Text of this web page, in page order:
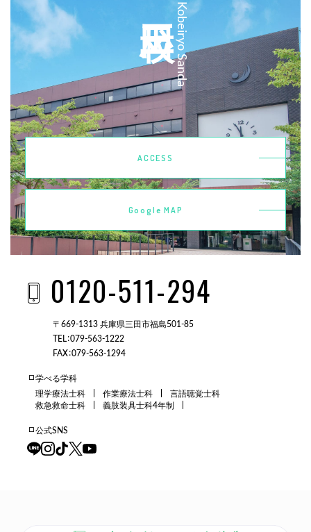
Kobeiryo Sanda
ACCESS
Google MAP
0120-511-294
〒669-1313 兵庫県三田市福島501-85
TEL：079-563-1222
FAX：079-563-1294
学べる学科
理学療法士科
作業療法士科
言語聴覚士科
救急救命士科
義肢装具士科4年制
公式SNS